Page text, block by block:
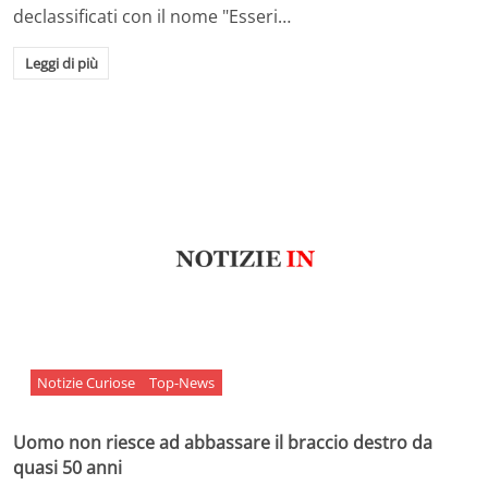
declassificati con il nome "Esseri…
Leggi di più
Notizie Curiose Top-News
Uomo non riesce ad abbassare il braccio destro da
quasi 50 anni